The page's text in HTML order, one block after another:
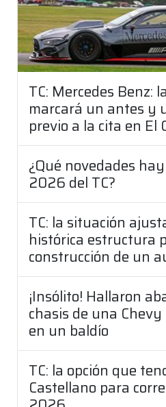
TC: Mercedes Benz:
marcará un antes y
previo a la cita en El
¿Qué novedades
2026 del TC?
TC: la situación
histórica estructura
construcción de un
¡Insólito! Hallaron
chasis de una
en un baldío
TC: la opción que
Castellano para